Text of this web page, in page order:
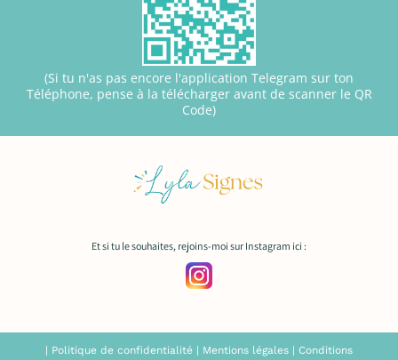
(Si tu n'as pas encore l'application Telegram sur ton
Téléphone, pense à la télécharger avant de scanner le QR
Code)
Et si tu le souhaites, rejoins-moi sur Instagram ici :
| Politique de confidentialité | Mentions légales | Conditions